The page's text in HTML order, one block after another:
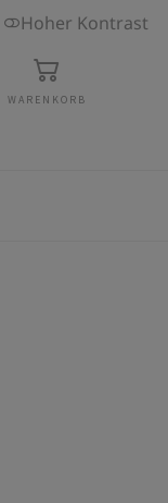
Hoher Kontrast
WARENKORB